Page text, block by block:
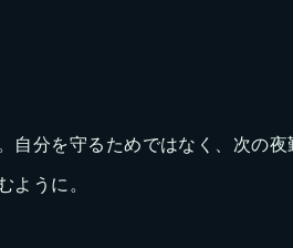
自分を守るためではなく、次の夜
ように。